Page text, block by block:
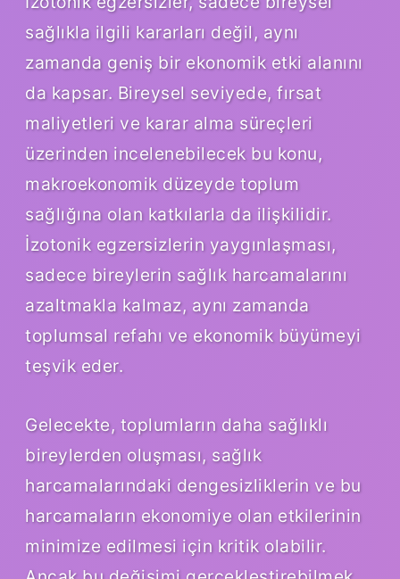
sağlıkla ilgili kararları değil, aynı
zamanda geniş bir ekonomik etki alanını
da kapsar. Bireysel seviyede, fırsat
maliyetleri ve karar alma süreçleri
üzerinden incelenebilecek bu konu,
makroekonomik düzeyde toplum
sağlığına olan katkılarla da ilişkilidir.
İzotonik egzersizlerin yaygınlaşması,
sadece bireylerin sağlık harcamalarını
azaltmakla kalmaz, aynı zamanda
toplumsal refahı ve ekonomik büyümeyi
teşvik eder.
Gelecekte, toplumların daha sağlıklı
bireylerden oluşması, sağlık
harcamalarındaki dengesizliklerin ve bu
harcamaların ekonomiye olan etkilerinin
minimize edilmesi için kritik olabilir.